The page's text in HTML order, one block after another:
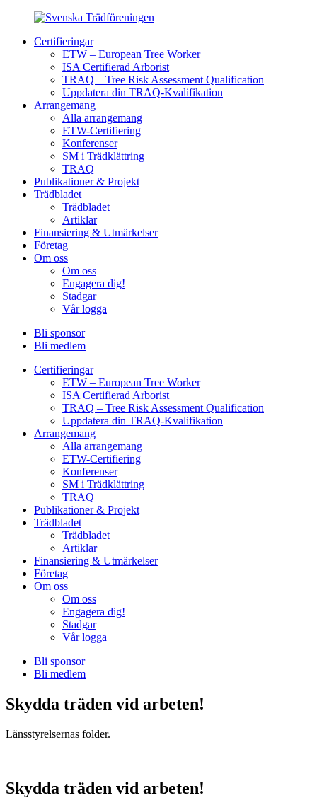
Certifieringar
ETW – European Tree Worker
ISA Certifierad Arborist
TRAQ – Tree Risk Assessment Qualification
Uppdatera din TRAQ-Kvalifikation
Arrangemang
Alla arrangemang
ETW-Certifiering
Konferenser
SM i Trädklättring
TRAQ
Publikationer & Projekt
Trädbladet
Trädbladet
Artiklar
Finansiering & Utmärkelser
Företag
Om oss
Om oss
Engagera dig!
Stadgar
Vår logga
Bli sponsor
Bli medlem
Certifieringar
ETW – European Tree Worker
ISA Certifierad Arborist
TRAQ – Tree Risk Assessment Qualification
Uppdatera din TRAQ-Kvalifikation
Arrangemang
Alla arrangemang
ETW-Certifiering
Konferenser
SM i Trädklättring
TRAQ
Publikationer & Projekt
Trädbladet
Trädbladet
Artiklar
Finansiering & Utmärkelser
Företag
Om oss
Om oss
Engagera dig!
Stadgar
Vår logga
Bli sponsor
Bli medlem
Skydda träden vid arbeten!
Länsstyrelsernas folder.
Skydda träden vid arbeten!